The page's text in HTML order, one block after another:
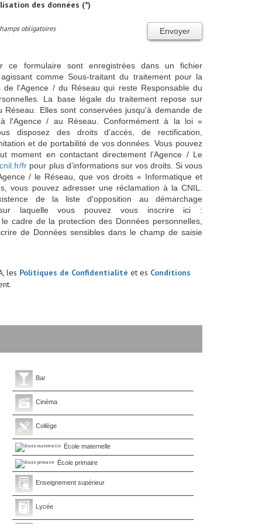
des données (*)
Envoyer
obligatoires
ce formulaire sont enregistrées dans un fichier
comme Sous-traitant du traitement pour la
de l'Agence / du Réseau qui reste Responsable du
La base légale du traitement repose sur
Elles sont conservées jusqu'à demande de
l'Agence / au Réseau. Conformément à la loi «
disposez des droits d’accès, de rectification,
et de portabilité de vos données. Vous pouvez
moment en contactant directement l’Agence / Le
fr pour plus d’informations sur vos droits. Si vous
/ le Réseau, que vos droits « Informatique et
vous pouvez adresser une réclamation à la CNIL.
de la liste d'opposition au démarchage
laquelle vous pouvez vous inscrire ici :
cadre de la protection des Données personnelles,
de Données sensibles dans le champ de saisie
les Politiques de Confidentialité et es Conditions
Bar
Cinéma
Collège
École maternelle
École primaire
Enseignement supérieur
Lycée